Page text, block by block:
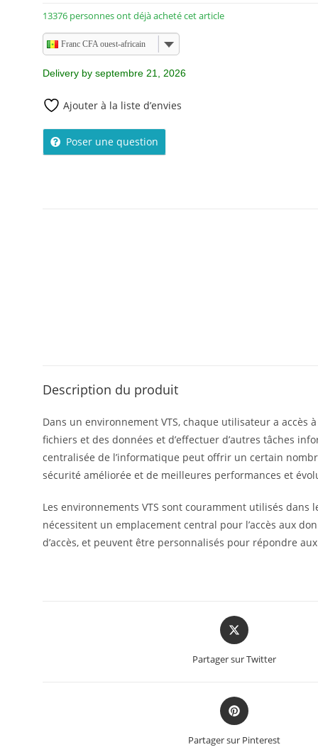
13376 personnes ont déjà acheté cet article
Franc CFA ouest-africain
Delivery by septembre 21, 2026
Ajouter à la liste d’envies
Poser une question
Description du produit
Dans un environnement VTS, chaque utilisateur a accès
fichiers et des données et d’effectuer d’autres tâches
centralisée de l’informatique peut offrir un certain
sécurité améliorée et de meilleures performances et
Les environnements VTS sont couramment utilisés dans
nécessitent un emplacement central pour l’accès aux
d’accès, et peuvent être personnalisés pour répondre
Partager sur Twitter
Partager sur Pinterest